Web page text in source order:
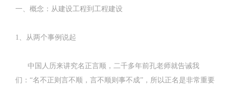
一、概念：从建设工程到工程建设
1、从两个事例说起
中国人历来讲究名正言顺，二千多年前孔老师就告诫我
们：“名不正则言不顺，言不顺则事不成”，所以正名是非常重要